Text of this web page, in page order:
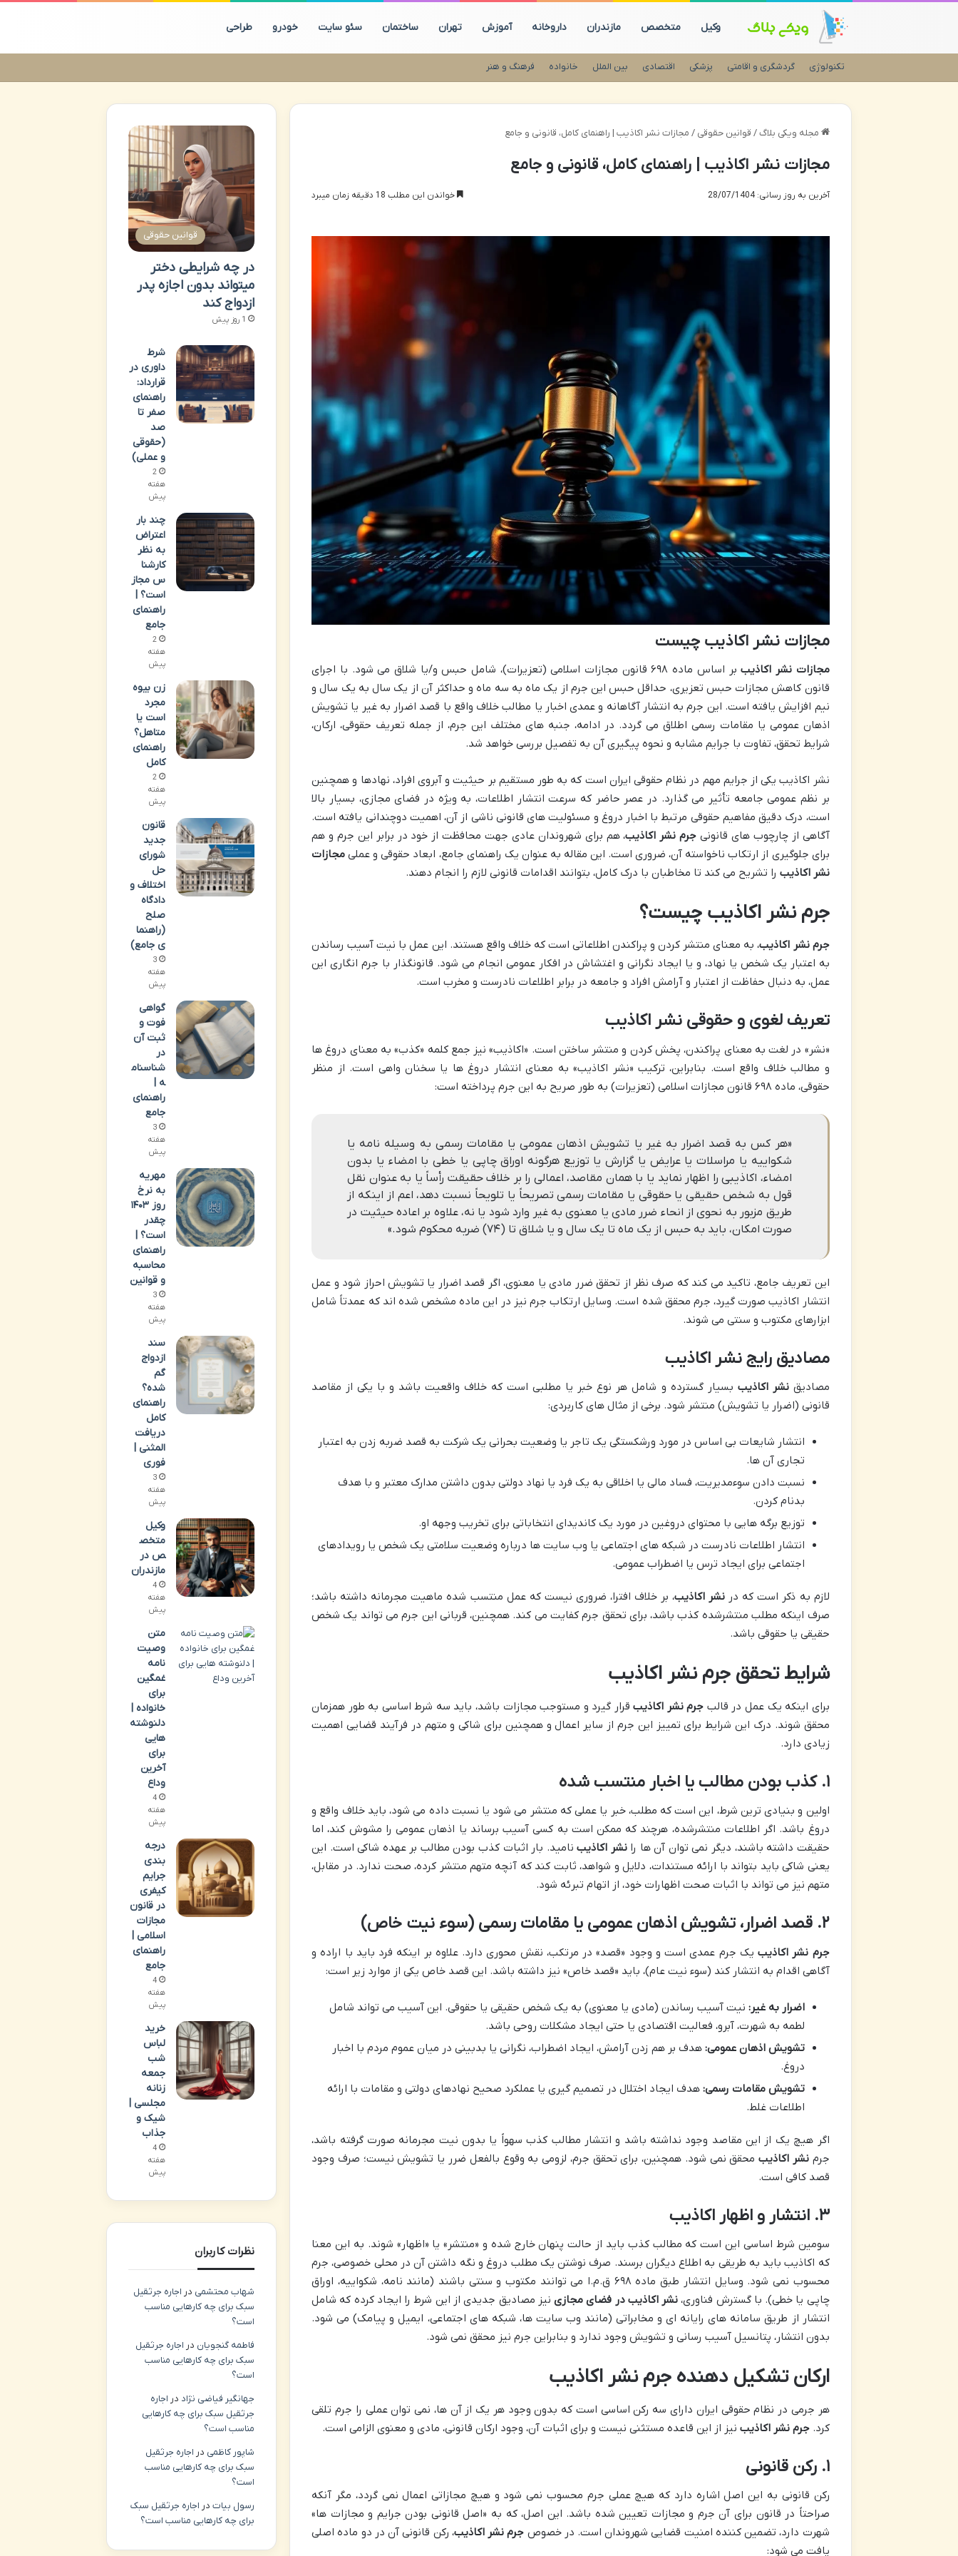
وکیل متخصص مازندران داروخانه آموزش تهران ساختمان سئو سایت خودرو طراحی
تکنولوژی گردشگری و اقامتی پزشکی اقتصادی بین الملل خانواده فرهنگ و هنر
مجله ویکی بلاگ / قوانین حقوقی / مجازات نشر اکاذیب | راهنمای کامل، قانونی و جامع
مجازات نشر اکاذیب | راهنمای کامل، قانونی و جامع
آخرین به روز رسانی: 28/07/1404 خواندن این مطلب 18 دقیقه زمان میبرد
مجازات نشر اکاذیب چیست
مجازات نشر اکاذیب
بر اساس ماده ۶۹۸ قانون مجازات اسلامی (تعزیرات)، شامل حبس و/یا شلاق می شود. با اجرای
قانون کاهش مجازات حبس تعزیری، حداقل حبس این جرم از یک ماه به سه ماه و حداکثر آن از یک سال به یک سال و
نیم افزایش یافته است. این جرم به انتشار آگاهانه و عمدی اخبار یا مطالب خلاف واقع با قصد اضرار به غیر یا تشویش
اذهان عمومی یا مقامات رسمی اطلاق می گردد. در ادامه، جنبه های مختلف این جرم، از جمله تعریف حقوقی، ارکان،
شرایط تحقق، تفاوت با جرایم مشابه و نحوه پیگیری آن به تفصیل بررسی خواهد شد.
نشر اکاذیب یکی از جرایم مهم در نظام حقوقی ایران است که به طور مستقیم بر حیثیت و آبروی افراد، نهادها و همچنین
بر نظم عمومی جامعه تأثیر می گذارد. در عصر حاضر که سرعت انتشار اطلاعات، به ویژه در فضای مجازی، بسیار بالا
است، درک دقیق مفاهیم حقوقی مرتبط با اخبار دروغ و مسئولیت های قانونی ناشی از آن، اهمیت دوچندانی یافته است.
آگاهی از چارچوب های قانونی جرم نشر اکاذیب، هم برای شهروندان عادی جهت محافظت از خود در برابر این جرم و هم
برای جلوگیری از ارتکاب ناخواسته آن، ضروری است. این مقاله به عنوان یک راهنمای جامع، ابعاد حقوقی و عملی مجازات
نشر اکاذیب را تشریح می کند تا مخاطبان با درک کامل، بتوانند اقدامات قانونی لازم را انجام دهند.
جرم نشر اکاذیب چیست؟
جرم نشر اکاذیب، به معنای منتشر کردن و پراکندن اطلاعاتی است که خلاف واقع هستند. این عمل با نیت آسیب رساندن
به اعتبار یک شخص یا نهاد، و یا ایجاد نگرانی و اغتشاش در افکار عمومی انجام می شود. قانونگذار با جرم انگاری این
عمل، به دنبال حفاظت از اعتبار و آرامش افراد و جامعه در برابر اطلاعات نادرست و مخرب است.
تعریف لغوی و حقوقی نشر اکاذیب
«نشر» در لغت به معنای پراکندن، پخش کردن و منتشر ساختن است. «اکاذیب» نیز جمع کلمه «کذب» به معنای دروغ ها
و مطالب خلاف واقع است. بنابراین، ترکیب «نشر اکاذیب» به معنای انتشار دروغ ها یا سخنان واهی است. از منظر
حقوقی، ماده ۶۹۸ قانون مجازات اسلامی (تعزیرات) به طور صریح به این جرم پرداخته است:
«هر کس به قصد اضرار به غیر یا تشویش اذهان عمومی یا مقامات رسمی به وسیله نامه یا
شکواییه یا مراسلات یا عرایض یا گزارش یا توزیع هرگونه اوراق چاپی یا خطی با امضاء یا بدون
امضاء، اکاذیبی را اظهار نماید یا با همان مقاصد، اعمالی را بر خلاف حقیقت رأساً یا به عنوان نقل
قول به شخص حقیقی یا حقوقی یا مقامات رسمی تصریحاً یا تلویحاً نسبت دهد، اعم از اینکه از
طریق مزبور به نحوی از انحاء ضرر مادی یا معنوی به غیر وارد شود یا نه، علاوه بر اعاده حیثیت در
صورت امکان، باید به حبس از یک ماه تا یک سال و یا شلاق تا (۷۴) ضربه محکوم شود.»
این تعریف جامع، تاکید می کند که صرف نظر از تحقق ضرر مادی یا معنوی، اگر قصد اضرار یا تشویش احراز شود و عمل
انتشار اکاذیب صورت گیرد، جرم محقق شده است. وسایل ارتکاب جرم نیز در این ماده مشخص شده اند که عمدتاً شامل
ابزارهای مکتوب و سنتی می شوند.
مصادیق رایج نشر اکاذیب
مصادیقنشر اکاذیب بسیار گسترده و شامل هر نوع خبر یا مطلبی است که خلاف واقعیت باشد و با یکی از مقاصد
قانونی (اضرار یا تشویش) منتشر شود. برخی از مثال های کاربردی:
انتشار شایعات بی اساس در مورد ورشکستگی یک تاجر یا وضعیت بحرانی یک شرکت به قصد ضربه زدن به اعتبار
تجاری آن ها.
نسبت دادن سوءمدیریت، فساد مالی یا اخلاقی به یک فرد یا نهاد دولتی بدون داشتن مدارک معتبر و با هدف
بدنام کردن.
توزیع برگه هایی با محتوای دروغین در مورد یک کاندیدای انتخاباتی برای تخریب وجهه او.
انتشار اطلاعات نادرست در شبکه های اجتماعی یا وب سایت ها درباره وضعیت سلامتی یک شخص یا رویدادهای
اجتماعی برای ایجاد ترس یا اضطراب عمومی.
لازم به ذکر است که در نشر اکاذیب، بر خلاف افترا، ضروری نیست که عمل منتسب شده ماهیت مجرمانه داشته باشد؛
صرف اینکه مطلب منتشرشده کذب باشد، برای تحقق جرم کفایت می کند. همچنین، قربانی این جرم می تواند یک شخص
حقیقی یا حقوقی باشد.
شرایط تحقق جرم نشر اکاذیب
برای اینکه یک عمل در قالب جرم نشر اکاذیبقرار گیرد و مستوجب مجازات باشد، باید سه شرط اساسی به طور همزمان
محقق شوند. درک این شرایط برای تمییز این جرم از سایر اعمال و همچنین برای شاکی و متهم در فرآیند قضایی اهمیت
زیادی دارد.
۱. کذب بودن مطالب یا اخبار منتسب شده
اولین و بنیادی ترین شرط، این است که مطلب، خبر یا عملی که منتشر می شود یا نسبت داده می شود، باید خلاف واقع و
دروغ باشد. اگر اطلاعات منتشرشده، هرچند که ممکن است به کسی آسیب برساند یا اذهان عمومی را مشوش کند، اما
حقیقت داشته باشند، دیگر نمی توان آن ها رانشر اکاذیبنامید. بار اثبات کذب بودن مطالب بر عهده شاکی است. این
یعنی شاکی باید بتواند با ارائه مستندات، دلایل و شواهد، ثابت کند که آنچه متهم منتشر کرده، صحت ندارد. در مقابل،
متهم نیز می تواند با اثبات صحت اظهارات خود، از اتهام تبرئه شود.
۲. قصد اضرار، تشویش اذهان عمومی یا مقامات رسمی (سوء نیت خاص)
جرم نشر اکاذیبیک جرم عمدی است و وجود «قصد» در مرتکب، نقش محوری دارد. علاوه بر اینکه فرد باید با اراده و
آگاهی اقدام به انتشار کند (سوء نیت عام)، باید «قصد خاص» نیز داشته باشد. این قصد خاص یکی از موارد زیر است:
اضرار به غیر: نیت آسیب رساندن (مادی یا معنوی) به یک شخص حقیقی یا حقوقی. این آسیب می تواند شامل
لطمه به شهرت، آبرو، فعالیت اقتصادی یا حتی ایجاد مشکلات روحی باشد.
تشویش اذهان عمومی: هدف بر هم زدن آرامش، ایجاد اضطراب، نگرانی یا بدبینی در میان عموم مردم با اخبار
دروغ.
تشویش مقامات رسمی: هدف ایجاد اختلال در تصمیم گیری یا عملکرد صحیح نهادهای دولتی و مقامات با ارائه
اطلاعات غلط.
اگر هیچ یک از این مقاصد وجود نداشته باشد و انتشار مطالب کذب سهواً یا بدون نیت مجرمانه صورت گرفته باشد،
جرمنشر اکاذیبمحقق نمی شود. همچنین، برای تحقق جرم، لزومی به وقوع بالفعل ضرر یا تشویش نیست؛ صرف وجود
قصد کافی است.
۳. انتشار و اظهار اکاذیب
سومین شرط اساسی این است که مطالب کذب باید از حالت پنهان خارج شده و «منتشر» یا «اظهار» شوند. به این معنا
که اکاذیب باید به طریقی به اطلاع دیگران برسند. صرف نوشتن یک مطلب دروغ و نگه داشتن آن در محلی خصوصی، جرم
محسوب نمی شود. وسایل انتشار طبق ماده ۶۹۸ ق.م.ا می توانند مکتوب و سنتی باشند (مانند نامه، شکواییه، اوراق
چاپی یا خطی). با گسترش فناوری، نشر اکاذیب در فضای مجازینیز مصادیق جدیدی از این شرط را ایجاد کرده که شامل
انتشار از طریق سامانه های رایانه ای و مخابراتی (مانند وب سایت ها، شبکه های اجتماعی، ایمیل و پیامک) می شود.
بدون انتشار، پتانسیل آسیب رسانی و تشویش وجود ندارد و بنابراین جرم نیز محقق نمی شود.
ارکان تشکیل دهنده جرم نشر اکاذیب
هر جرمی در نظام حقوقی ایران دارای سه رکن اساسی است که بدون وجود هر یک از آن ها، نمی توان عملی را جرم تلقی
کرد.جرم نشر اکاذیب نیز از این قاعده مستثنی نیست و برای اثبات آن، وجود ارکان قانونی، مادی و معنوی الزامی است.
۱. رکن قانونی
رکن قانونی به این اصل اشاره دارد که هیچ عملی جرم محسوب نمی شود و هیچ مجازاتی اعمال نمی گردد، مگر آنکه
صراحتاً در قانون برای آن جرم و مجازات تعیین شده باشد. این اصل، که به «اصل قانونی بودن جرایم و مجازات ها»
شهرت دارد، تضمین کننده امنیت قضایی شهروندان است. در خصوص جرم نشر اکاذیب، رکن قانونی آن در دو ماده اصلی
یافت می شود:
قوانین حقوقی
در چه شرایطی دختر
میتواند بدون اجازه پدر
ازدواج کند
1 روز پیش
شرط
داوری در
قرارداد:
راهنمای
صفر تا
صد
(حقوقی
و عملی)
2
هفته
پیش
چند بار
اعتراض
به نظر
کارشنا
س مجاز
است؟ |
راهنمای
جامع
2
هفته
پیش
زن بیوه
مجرد
است یا
متاهل؟
راهنمای
کامل
2
هفته
پیش
قانون
جدید
شورای
حل
اختلاف و
دادگاه
صلح
(راهنما
ی جامع)
3
هفته
پیش
گواهی
فوت و
ثبت آن
در
شناسنام
ه |
راهنمای
جامع
3
هفته
پیش
مهریه
به نرخ
روز ۱۴۰۳
چقدر
است؟ |
راهنمای
محاسبه
و قوانین
3
هفته
پیش
سند
ازدواج
گم
شده؟
راهنمای
کامل
دریافت
المثنی |
فوری
3
هفته
پیش
وکیل
متخص
ص در
مازندران
4
هفته
پیش
متن
وصیت
نامه
غمگین
برای
خانواده |
دلنوشته
هایی
برای
آخرین
وداع
4
هفته
پیش
درجه
بندی
جرایم
کیفری
در قانون
مجازات
اسلامی |
راهنمای
جامع
4
هفته
پیش
خرید
لباس
شب
جمعه
زنانه
مجلسی |
شیک و
جذاب
4
هفته
پیش
نظرات کاربران
شهاب محتشمی در اجاره جرثقیل
سبک برای چه کارهایی مناسب
است؟
فاطمه گنجویان در اجاره جرثقیل
سبک برای چه کارهایی مناسب
است؟
جهانگیر فیاضی نژاد در اجاره
جرثقیل سبک برای چه کارهایی
مناسب است؟
شاپور کاظمی در اجاره جرثقیل
سبک برای چه کارهایی مناسب
است؟
رسول بیاتدر اجاره جرثقیل سبک
برای چه کارهایی مناسب است؟